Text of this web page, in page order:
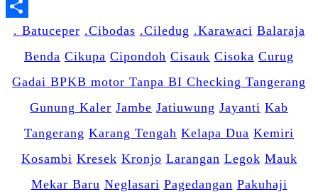
Share
. Batuceper .Cibodas .Ciledug .Karawaci Balaraja
Benda Cikupa Cipondoh Cisauk Cisoka Curug
Gadai BPKB motor Tanpa BI Checking Tangerang
Gunung Kaler Jambe Jatiuwung Jayanti Kab
Tangerang Karang Tengah Kelapa Dua Kemiri
Kosambi Kresek Kronjo Larangan Legok Mauk
Mekar Baru Neglasari Pagedangan Pakuhaji